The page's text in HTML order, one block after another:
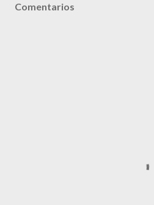
Comentarios